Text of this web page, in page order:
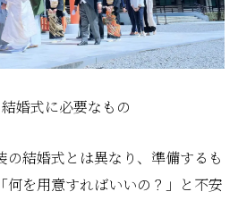
婚式に必要なもの
結婚式とは異なり、準備するも
何を用意すればいいの？」と不安